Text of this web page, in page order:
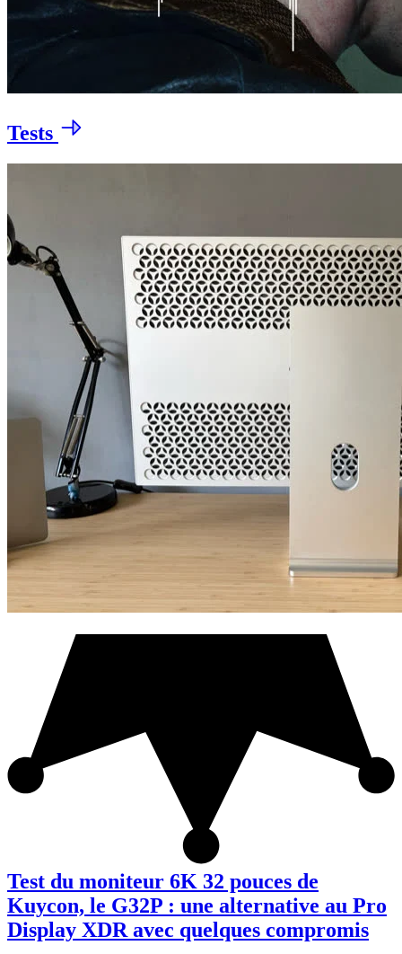
Tests
Test du moniteur 6K 32 pouces de
Kuycon, le G32P : une alternative au Pro
Display XDR avec quelques compromis